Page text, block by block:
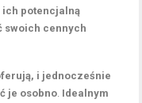
ich potencjalną
swoich cennych
i jednocześnie
je osobno Idealnym